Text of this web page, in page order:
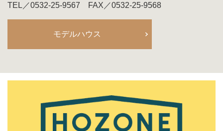
TEL／0532-25-9567 FAX／0532-25-9568
モデルハウス